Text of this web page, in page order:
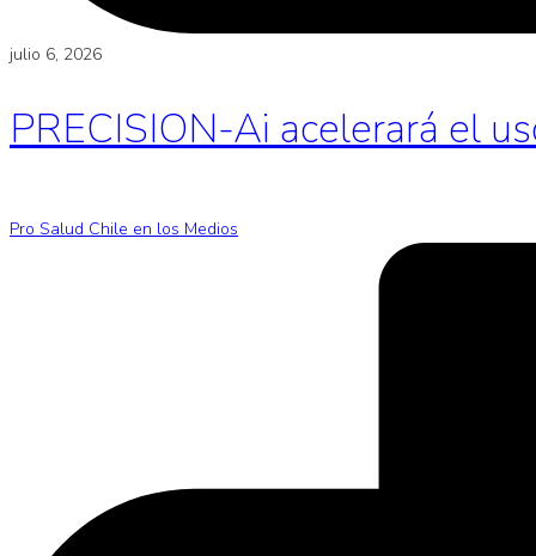
julio 6, 2026
PRECISION-Ai acelerará el
Pro Salud Chile en los Medios